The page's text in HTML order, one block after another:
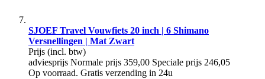
SJOEF Travel Vouwfiets 20 inch | 6 Shimano
Versnellingen | Mat Zwart
Prijs (incl. btw)
adviesprijs Normale prijs 359,00 Speciale prijs 246,05
Op voorraad. Gratis verzending in 24u